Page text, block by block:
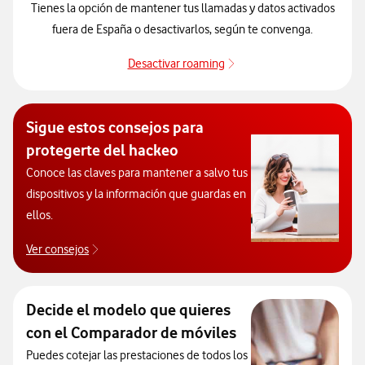
Tienes la opción de mantener tus llamadas y datos activados
fuera de España o desactivarlos, según te convenga.
Desactivar roaming
Sigue estos consejos para
protegerte del hackeo
Conoce las claves para mantener a salvo tus
dispositivos y la información que guardas en
ellos.
Ver consejos
Decide el modelo que quieres
con el Comparador de móviles
Puedes cotejar las prestaciones de todos los